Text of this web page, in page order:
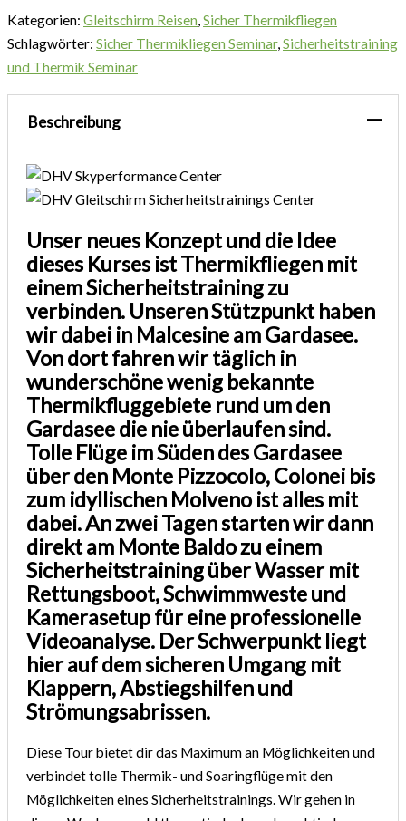
Kategorien: Gleitschirm Reisen,Sicher Thermikfliegen
Schlagwörter: Sicher Thermikliegen Seminar,Sicherheitstraining
und Thermik Seminar
Beschreibung
Unser neues Konzept und die Idee
dieses Kurses ist Thermikfliegen mit
einem Sicherheitstraining zu
verbinden. Unseren Stützpunkt haben
wir dabei in Malcesine am Gardasee.
Von dort fahren wir täglich in
wunderschöne wenig bekannte
Thermikfluggebiete rund um den
Gardaseedie nie überlaufen sind.
Tolle Flüge im Süden des Gardasee
über den Monte Pizzocolo, Colonei bis
zum idyllischen Molveno ist alles mit
dabei. An zwei Tagen starten wir dann
direkt am Monte Baldo zu einem
Sicherheitstraining über Wasser mit
Rettungsboot, Schwimmweste und
Kamerasetup für eine professionelle
Videoanalyse. Der Schwerpunkt liegt
hier auf dem sicheren Umgang mit
Klappern, Abstiegshilfen und
Strömungsabrissen.
Diese Tour bietet dir das Maximum an Möglichkeiten und
verbindet tolle Thermik- und Soaringflüge mit den
Möglichkeiten eines Sicherheitstrainings. Wir gehen in